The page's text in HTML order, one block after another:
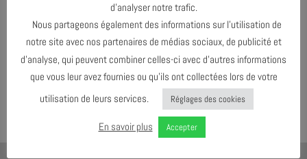
AGENDA AU FORMATI
TÉLÉCHARGER LE PROGRAMME
d’analyser notre trafic.
Nous partageons également des informations sur l’utilisation de
notre site avec nos partenaires de médias sociaux, de publicité et
d’analyse, qui peuvent combiner celles-ci avec d’autres informations
que vous leur avez fournies ou qu’ils ont collectées lors de votre
utilisation de leurs services.
Réglages des cookies
En savoir plus Accepter